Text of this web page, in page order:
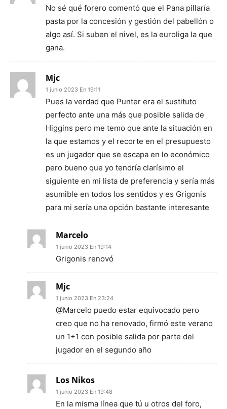
No sé qué forero comentó que el Pana pillaría
pasta por la concesión y gestión del pabellón o
algo así. Si suben el nivel, es la euroliga la que
gana.
Mjc
1 junio 2023 En 19:11
Pues la verdad que Punter era el sustituto
perfecto ante una más que posible salida de
Higgins pero me temo que ante la situación en
la que estamos y el recorte en el presupuesto
es un jugador que se escapa en lo económico
pero bueno que yo tendría clarísimo el
siguiente en mi lista de preferencia y sería más
asumible en todos los sentidos y es Grigonis
para mi sería una opción bastante interesante
Marcelo
1 junio 2023 En 19:14
Grigonis renovó
Mjc
1 junio 2023 En 23:24
@Marcelo puedo estar equivocado pero
creo que no ha renovado, firmó este verano
un 1+1 con posible salida por parte del
jugador en el segundo año
Los Nikos
1 junio 2023 En 19:48
En la misma línea que tú u otros del foro,